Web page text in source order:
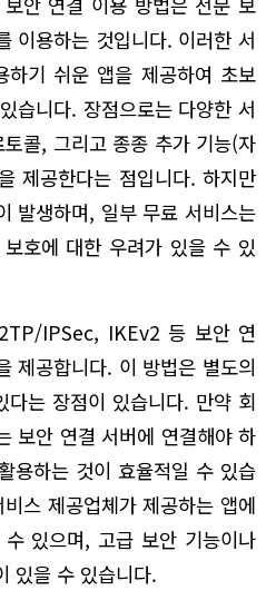
이용하는 것입니다. 이러한 서
하기 쉬운 앱을 제공하여 초보
습니다. 장점으로는 다양한 서
콜, 그리고 종종 추가 기능(자
제공한다는 점입니다. 하지만
발생하며, 일부 무료 서비스는
호에 대한 우려가 있을 수 있
IPSec, IKEv2 등 보안 연
제공합니다. 이 방법은 별도의
는 장점이 있습니다. 만약 회
보안 연결 서버에 연결해야 하
용하는 것이 효율적일 수 있습
스 제공업체가 제공하는 앱에
있으며, 고급 보안 기능이나
있을 수 있습니다.